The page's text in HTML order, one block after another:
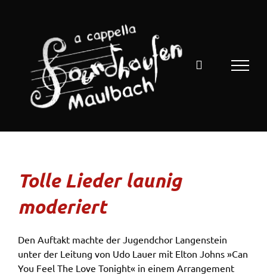
Tolle Lieder launig
moderiert
Den Auftakt machte der Jugendchor Langenstein
unter der Leitung von Udo Lauer mit Elton Johns »Can
You Feel The Love Tonight« in einem Arrangement